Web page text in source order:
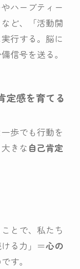
ハーブティー
ど、「活動開
行する。脳に
信号を送る。
定感を育てる
歩でも行動を
きな 自己肯定
とで、私たち
る力」＝心の
す。